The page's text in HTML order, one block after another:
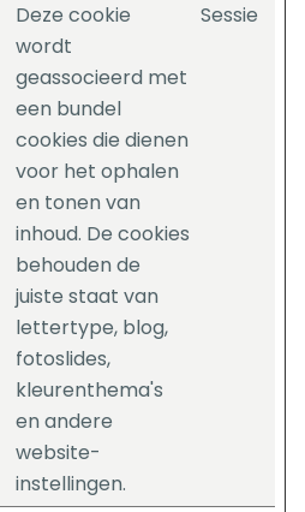
Deze cookie
wordt
geassocieerd met
een bundel
cookies die dienen
voor het ophalen
en tonen van
inhoud. De cookies
behouden de
juiste staat van
lettertype, blog,
fotoslides,
kleurenthema's
en andere
website-
instellingen.
Sessie